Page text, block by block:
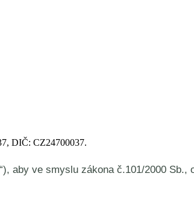
DIČ: CZ24700037.
aby ve smyslu zákona č.101/2000